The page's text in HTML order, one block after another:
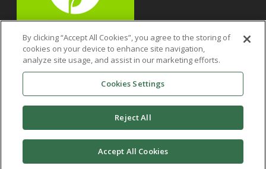
By clicking “Accept All Cookies”, you agree to the storing of
cookies on your device to enhance site navigation,
analyze site usage, and assist in our marketing efforts.
Cookies Settings
Reject All
Accept All Cookies